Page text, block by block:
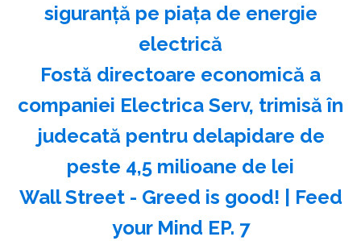
siguranţă pe piaţa de energie
electrică
Fostă directoare economică a
companiei Electrica Serv, trimisă în
judecată pentru delapidare de
peste 4,5 milioane de lei
Wall Street - Greed is good! | Feed
your Mind EP. 7